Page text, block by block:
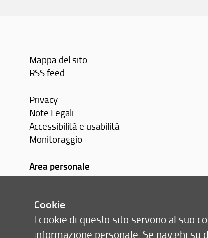
Mappa del sito
RSS feed
Privacy
Note Legali
Accessibilità e usabilità
Monitoraggio
Area personale
Cookie
I cookie di questo sito servono al suo
informazione personale. Se navighi su